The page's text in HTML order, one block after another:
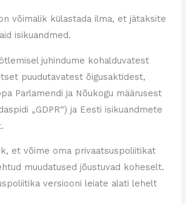
võimalik külastada ilma, et jätaksite
isikuandmed.
juhindume kohalduvatest
puudutavatest õigusaktidest,
Parlamendi ja Nõukogu määrusest
„GDPR“) ja Eesti isikuandmete
et võime oma privaatsuspoliitikat
muudatused jõustuvad koheselt.
versiooni leiate alati lehelt